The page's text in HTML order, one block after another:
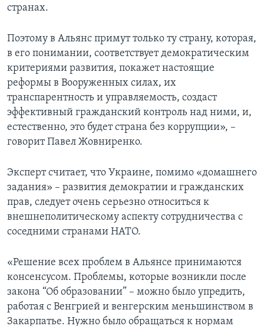
странах.
Поэтому в Альянс примут только ту страну, которая,
в его понимании, соответствует демократическим
критериями развития, покажет настоящие
реформы в Вооруженных силах, их
транспарентность и управляемость, создаст
эффективный гражданский контроль над ними, и,
естественно, это будет страна без коррупции», –
говорит Павел Жовниренко.
Эксперт считает, что Украине, помимо «домашнего
задания» – развития демократии и гражданских
прав, следует очень серьезно относиться к
внешнеполитическому аспекту сотрудничества с
соседними странами НАТО.
«Решение всех проблем в Альянсе принимаются
консенсусом. Проблемы, которые возникли после
закона “Об образовании” – можно было упредить,
работая с Венгрией и венгерским меньшинством в
Закарпатье. Нужно было обращаться к нормам